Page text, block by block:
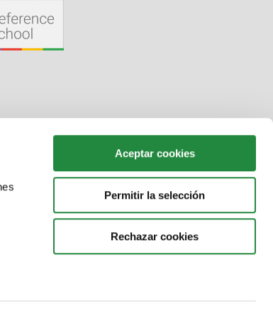
Aceptar cookies
Permitir la selección
Rechazar cookies